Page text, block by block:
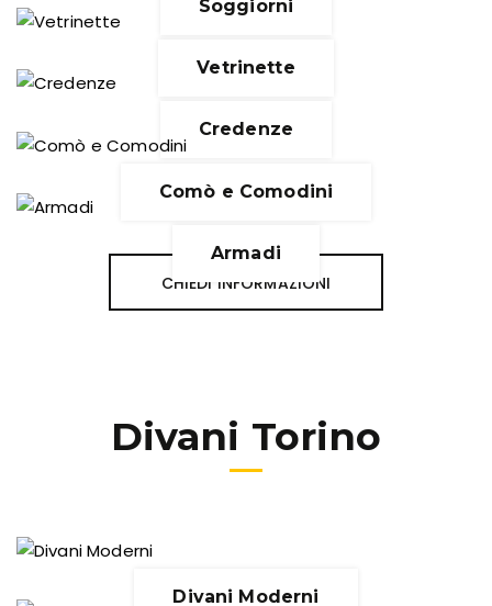
Soggiorni
Vetrinette
Credenze
Comò e Comodini
Armadi
CHIEDI INFORMAZIONI
Divani Torino
Divani Moderni